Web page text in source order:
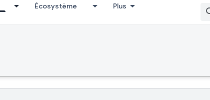
Écosystème Plus